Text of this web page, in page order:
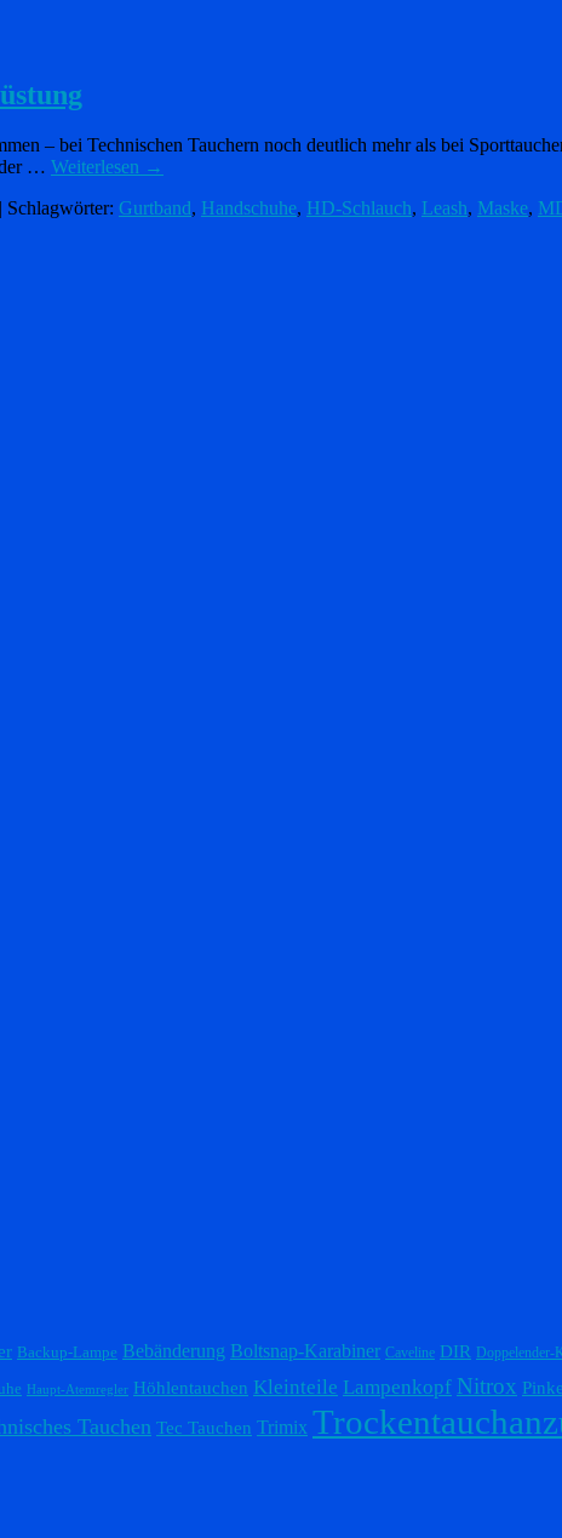
– bei Technischen Tauchern noch deutlich mehr als bei
… Weiterlesen →
| Schlagwörter: Gurtband, Handschuhe, HD-Schlauch, Leash, Maske,
Backup-Lampe Bebänderung Boltsnap-Karabiner Caveline DIR Doppelender-
Haupt-Atemregler Höhlentauchen Kleinteile Lampenkopf Nitrox
Tauchen Tec Tauchen Trimix